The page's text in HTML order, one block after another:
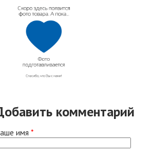
комментарий
имя *